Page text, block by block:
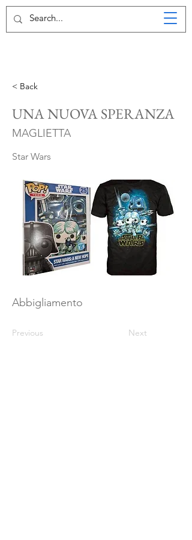
< Back
UNA NUOVA SPERANZA
MAGLIETTA
Star Wars
Abbigliamento
Previous Next